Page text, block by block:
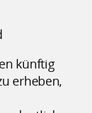
künftig
erheben,